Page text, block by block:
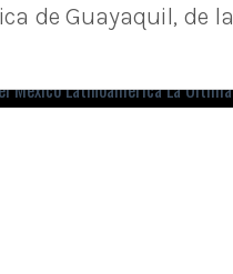
de Guayaquil, de